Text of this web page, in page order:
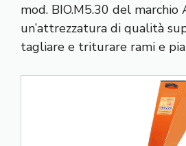
mod. BIO.M5.30 del marchio
un’attrezzatura di qualità
tagliare e triturare rami e